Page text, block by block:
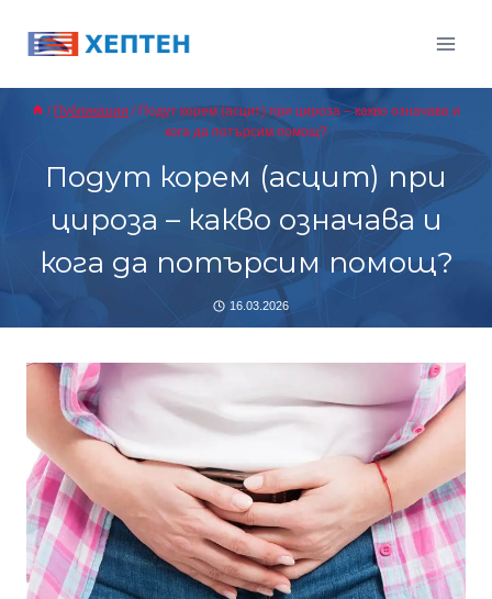
съдържанието
/ Публикации / Подут корем (асцит) при цироза – какво означава и
кога да потърсим помощ?
Подут корем (асцит) при
цироза – какво означава и
кога да потърсим помощ?
16.03.2026